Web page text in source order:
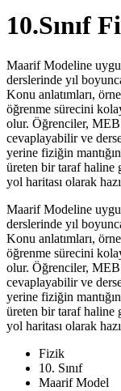
10.Sınıf
Maarif Modeline
derslerinde yıl
Konu anlatımları,
öğrenme sürecini
olur. Öğrenciler,
cevaplayabilir ve
yerine fiziğin
üreten bir taraf haline
yol haritası olarak
Maarif Modeline
derslerinde yıl
Konu anlatımları,
öğrenme sürecini
olur. Öğrenciler,
cevaplayabilir ve
yerine fiziğin
üreten bir taraf haline
yol haritası olarak
Fizik
10. Sınıf
Maarif Model